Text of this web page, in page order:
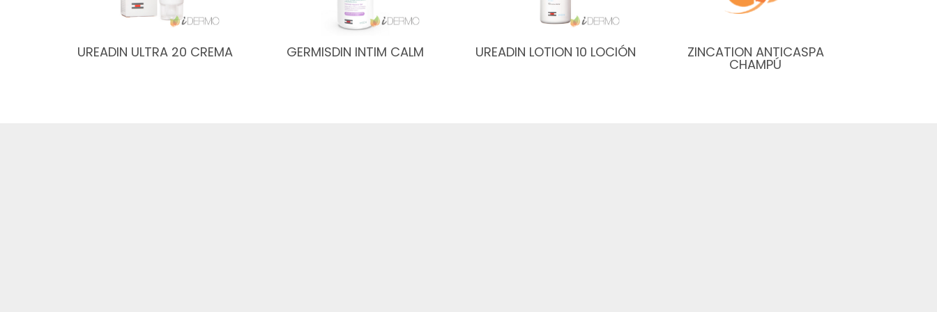
UREADIN ULTRA 20 CREMA GERMISDIN INTIM CALM UREADIN LOTION 10 LOCIÓN ZINCATION ANTICASPA
CHAMPÚ